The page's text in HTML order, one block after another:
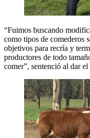
“Fuimos buscando
como tipos de comederos
objetivos para recría y
productores de todo
comer”, sentenció al dar